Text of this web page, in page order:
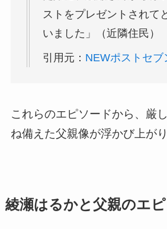
ストをプレゼントされて
いました」（近隣住民）
引用元： NEWポストセブ
これらのエピソードから、厳
ね備えた父親像が浮かび上がり
綾瀬はるかと父親のエ